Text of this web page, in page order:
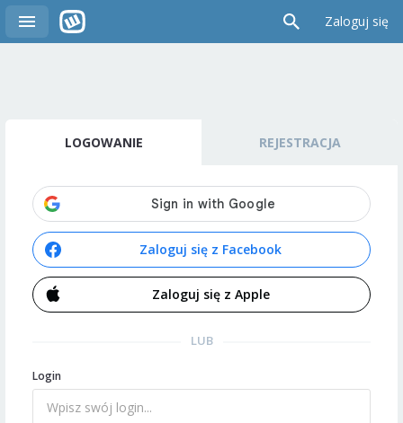
Zaloguj się
LOGOWANIE REJESTRACJA
Zaloguj się z Facebook
Zaloguj się z Apple
LUB
Login